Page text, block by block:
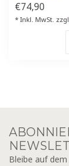
€74,90
* Inkl. MwSt.
Bleibe auf